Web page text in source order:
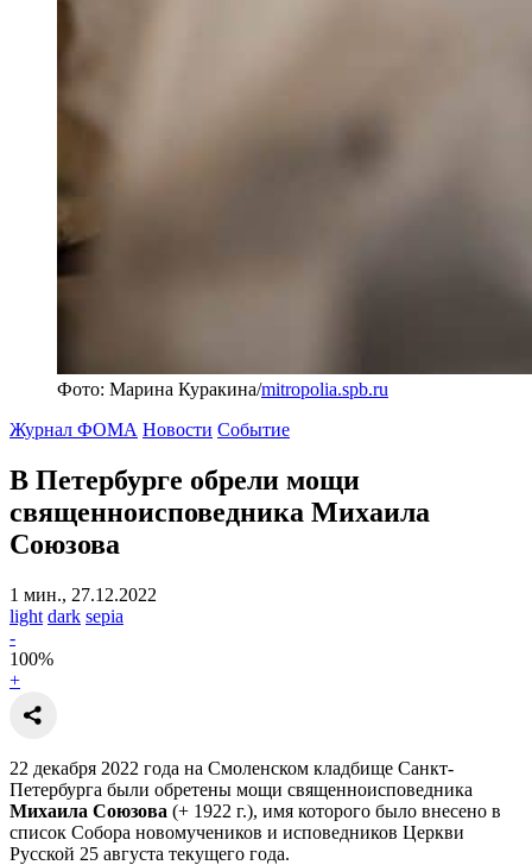
Фото: Марина Куракина/mitropolia.spb.ru
Журнал ФОМА Новости Событие
В Петербурге обрели мощи
священноисповедника Михаила
Союзова
1 мин., 27.12.2022
light dark sepia
-
100%
+
22 декабря 2022 года на Смоленском кладбище Санкт-
Петербурга были обретены мощи священноисповедника
Михаила Союзова (+ 1922 г.), имя которого было внесено в
список Собора новомучеников и исповедников Церкви
Русской 25 августа текущего года.